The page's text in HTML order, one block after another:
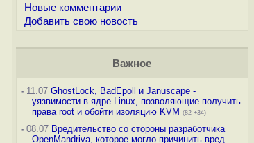
Новые комментарии
Добавить свою новость
Важное
-11.07 GhostLock, BadEpoll и Januscape -
уязвимости в ядре Linux, позволяющие получить
права root и обойти изоляцию KVM (82 +34)
-08.07 Вредительство со стороны разработчика
OpenMandriva, которое могло причинить вред